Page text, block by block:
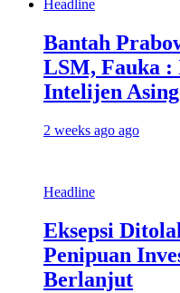
Headline
Bantah
LSM, Fauka :
Intelijen Asing
2 weeks ago ago
Headline
Eksepsi
Penipuan
Berlanjut